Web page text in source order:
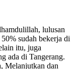
lulusan
sudah bekerja di
itu, juga
ada di Tangerang.
Melanjutkan dan